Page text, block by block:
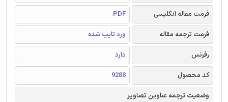
فرمت مقاله انگلیسی
PDF
فرمت ترجمه مقاله
ورد تایپ شده
رفرنس
دارد
کد محصول
9288
وضعیت ترجمه عناوین تصاویر